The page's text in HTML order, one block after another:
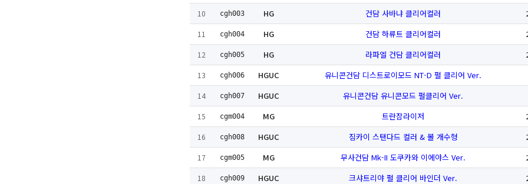
10 cgh003 HG 건담 사바냐 클리어컬러
11 cgh004 HG 건담 하류트 클리어컬러
12 cgh005 HG 라파엘 건담 클리어컬러
13 cgh006 HGUC 유니콘건담 디스트로이모드 NT-D 펄 클리어 Ver.
14 cgh007 HGUC 유니콘건담 유니콘모드 펄클리어 Ver.
15 cgm004 MG 트란잠라이저
16 cgh008 HGUC 짐카이 스탠다드 컬러 & 볼 개수형
17 cgm005 MG 무사건담 Mk-II 도쿠카와 이에야스 Ver.
18 cgh009 HGUC 크샤트리야 펄 클리어 바인더 Ver.